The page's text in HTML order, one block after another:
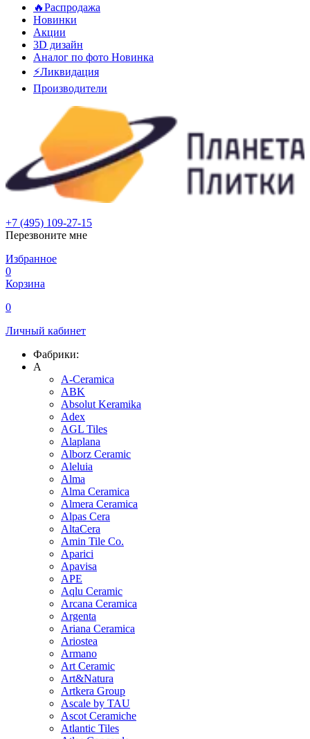
🔥Распродажа
Новинки
Акции
3D дизайн
Аналог по фото Новинка
⚡Ликвидация
Производители
+7 (495) 109-27-15
Перезвоните мне
Избранное
0
Корзина
0
Личный кабинет
Фабрики:
A
A-Ceramica
ABK
Absolut Keramika
Adex
AGL Tiles
Alaplana
Alborz Ceramic
Aleluia
Alma
Alma Ceramica
Almera Ceramica
Alpas Cera
AltaCera
Amin Tile Co.
Aparici
Apavisa
APE
Aqlu Ceramic
Arcana Ceramica
Argenta
Ariana Ceramica
Ariostea
Armano
Art Ceramic
Art&Natura
Artkera Group
Ascale by TAU
Ascot Ceramiche
Atlantic Tiles